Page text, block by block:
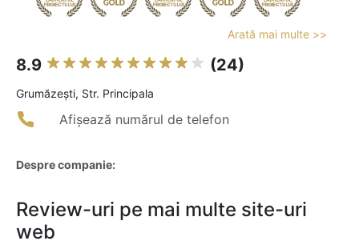
Arată mai multe >>
8.9 (24)
Grumăzeşti, Str. Principala
Afișează numărul de telefon
Despre companie:
Review-uri pe mai multe site-uri
web